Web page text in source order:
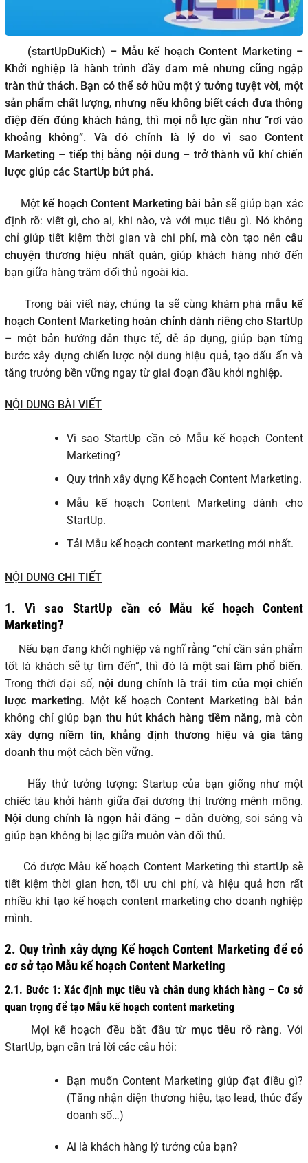
(startUpDuKich) – Mẫu kế hoạch Content Marketing –
Khởi nghiệp là hành trình đầy đam mê nhưng cũng ngập
tràn thử thách. Bạn có thể sở hữu một ý tưởng tuyệt vời, một
sản phẩm chất lượng, nhưng nếu không biết cách đưa thông
điệp đến đúng khách hàng, thì mọi nỗ lực gần như “rơi vào
khoảng không”. Và đó chính là lý do vì sao Content
Marketing – tiếp thị bằng nội dung – trở thành vũ khí chiến
lược giúp các StartUp bứt phá.
Một kế hoạch Content Marketing bài bản sẽ giúp bạn xác
định rõ: viết gì, cho ai, khi nào, và với mục tiêu gì. Nó không
chỉ giúp tiết kiệm thời gian và chi phí, mà còn tạo nên câu
chuyện thương hiệu nhất quán, giúp khách hàng nhớ đến
bạn giữa hàng trăm đối thủ ngoài kia.
Trong bài viết này, chúng ta sẽ cùng khám phá mẫu kế
hoạch Content Marketing hoàn chỉnh dành riêng cho StartUp
– một bản hướng dẫn thực tế, dễ áp dụng, giúp bạn từng
bước xây dựng chiến lược nội dung hiệu quả, tạo dấu ấn và
tăng trưởng bền vững ngay từ giai đoạn đầu khởi nghiệp.
NỘI DUNG BÀI VIẾT
Vì sao StartUp cần có Mẫu kế hoạch Content
Marketing?
Quy trình xây dựng Kế hoạch Content Marketing.
Mẫu kế hoạch Content Marketing dành cho
StartUp.
Tải Mẫu kế hoạch content marketing mới nhất.
NỘI DUNG CHI TIẾT
1. Vì sao StartUp cần có Mẫu kế hoạch Content
Marketing?
Nếu bạn đang khởi nghiệp và nghĩ rằng “chỉ cần sản phẩm
tốt là khách sẽ tự tìm đến”, thì đó là một sai lầm phổ biến.
Trong thời đại số, nội dung chính là trái tim của mọi chiến
lược marketing. Một kế hoạch Content Marketing bài bản
không chỉ giúp bạn thu hút khách hàng tiềm năng, mà còn
xây dựng niềm tin, khẳng định thương hiệu và gia tăng
doanh thu một cách bền vững.
Hãy thử tưởng tượng: Startup của bạn giống như một
chiếc tàu khởi hành giữa đại dương thị trường mênh mông.
Nội dung chính là ngọn hải đăng – dẫn đường, soi sáng và
giúp bạn không bị lạc giữa muôn vàn đối thủ.
Có được Mẫu kế hoạch Content Marketing thì startUp sẽ
tiết kiệm thời gian hơn, tối ưu chi phí, và hiệu quả hơn rất
nhiều khi tạo kế hoạch content marketing cho doanh nghiệp
mình.
2. Quy trình xây dựng Kế hoạch Content Marketing để có
cơ sở tạo Mẫu kế hoạch Content Marketing
2.1. Bước 1: Xác định mục tiêu và chân dung khách hàng – Cơ sở
quan trọng để tạo Mẫu kế hoạch content marketing
Mọi kế hoạch đều bắt đầu từ mục tiêu rõ ràng. Với
StartUp, bạn cần trả lời các câu hỏi:
Bạn muốn Content Marketing giúp đạt điều gì?
(Tăng nhận diện thương hiệu, tạo lead, thúc đẩy
doanh số…)
Ai là khách hàng lý tưởng của bạn?